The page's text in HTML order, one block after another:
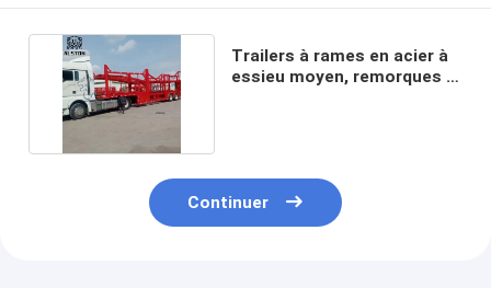
Trailers à rames en acier à
essieu moyen, remorques à
Continuer